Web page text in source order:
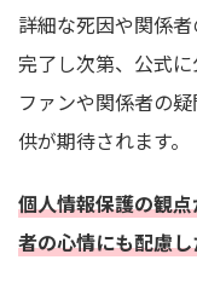
詳細な死因や関係
完了し次第、公式に
ファンや関係者の
供が期待されます。
個人情報保護の観
者の心情にも配慮